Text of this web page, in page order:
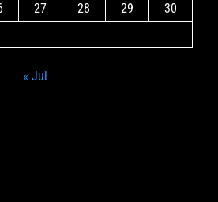
27 28 29
30
« Jul